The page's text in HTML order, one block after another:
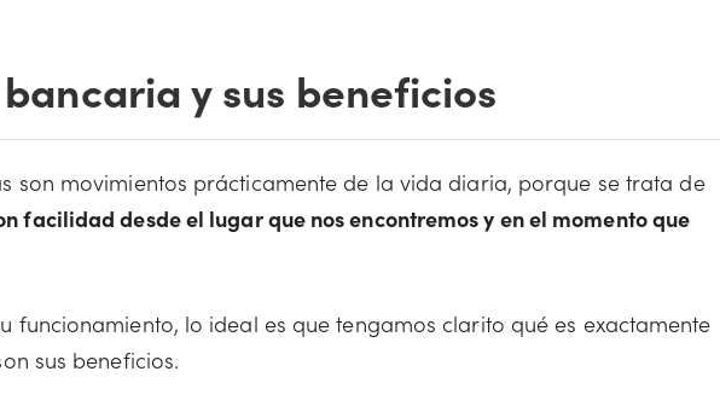
y sus beneficios
son movimientos prácticamente de la vida diaria, porque se trata de
facilidad desde el lugar que nos encontremos y en el momento que
funcionamiento, lo ideal es que tengamos clarito qué es exactamente
sus beneficios.